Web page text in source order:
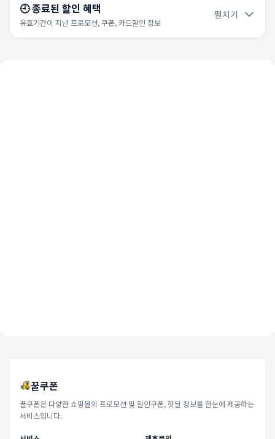
🕘 종료된 할인 혜택
유효기간이 지난 프로모션, 쿠폰, 카드할인 정보
펼치기
꿀쿠폰
꿀쿠폰은 다양한 쇼핑몰의 프로모션 및 할인쿠폰, 핫딜 정보를 한눈에 제공하는
서비스입니다.